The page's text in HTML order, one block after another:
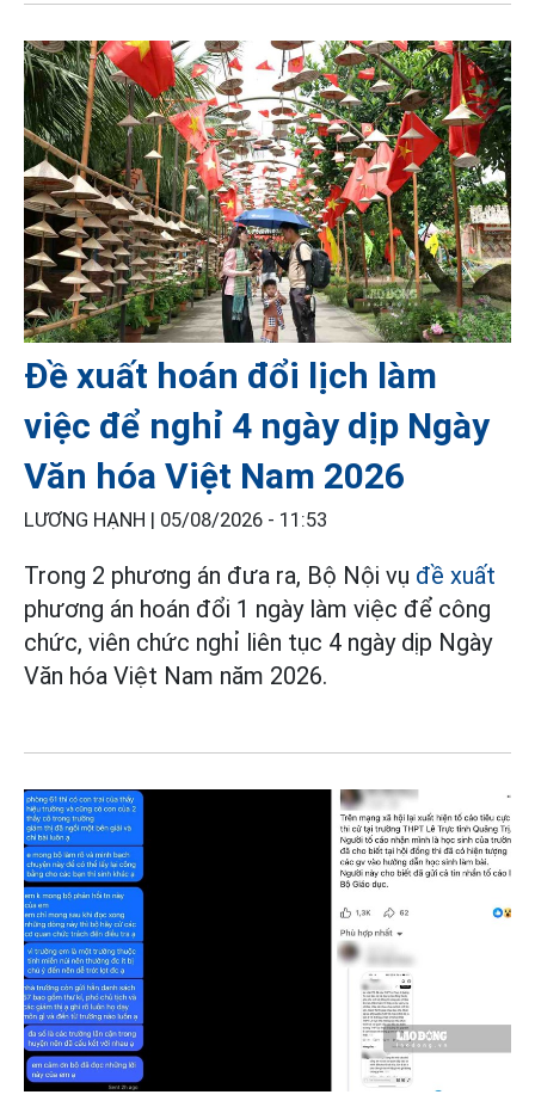
Đề xuất hoán đổi lịch làm
việc để nghỉ 4 ngày dịp Ngày
Văn hóa Việt Nam 2026
LƯƠNG HẠNH | 05/08/2026 - 11:53
Trong 2 phương án đưa ra, Bộ Nội vụ đề xuất
phương án hoán đổi 1 ngày làm việc để công
chức, viên chức nghỉ liên tục 4 ngày dịp Ngày
Văn hóa Việt Nam năm 2026.